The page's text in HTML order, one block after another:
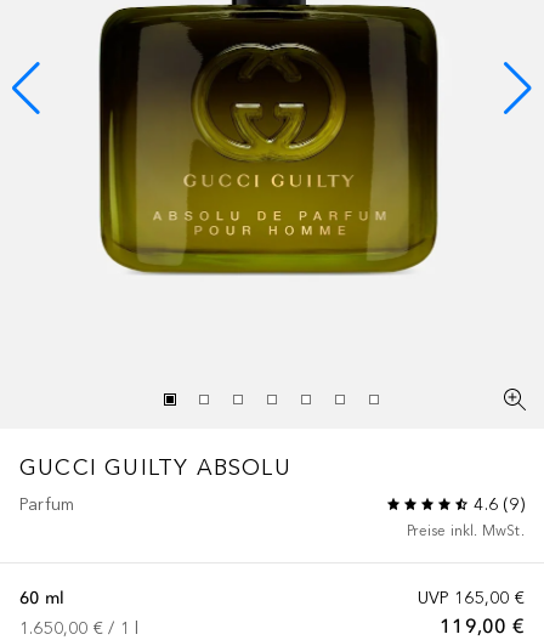
GUCCI GUILTY ABSOLU
Parfum 4.6 (9)
Preise inkl. MwSt.
UVP 165,00 €
119,00 €
60 ml
1.650,00 € / 1